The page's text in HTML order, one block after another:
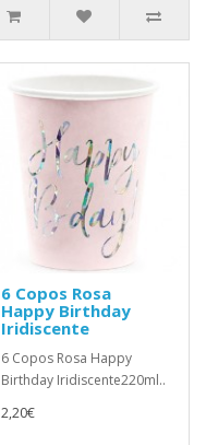
6 Copos Rosa
Happy Birthday
Iridiscente
6 Copos Rosa Happy
Birthday Iridiscente220ml..
2,20€